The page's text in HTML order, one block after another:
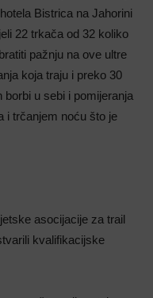
Bistrica na Jahorini
22 trkača od 32 koliko
pažnju na ove ultre
koja traju i preko 30
u sebi i pomijeranja
i trčanjem noću što je
asocijacije za trail
kvalifikacijske